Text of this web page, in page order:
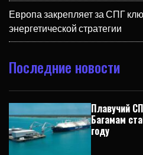
Европа закрепляет за СПГ
энергетической стратегии
Последние новости
Плавучий
Багамам
году